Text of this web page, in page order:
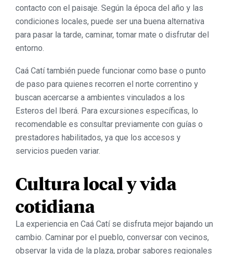
contacto con el paisaje. Según la época del año y las
condiciones locales, puede ser una buena alternativa
para pasar la tarde, caminar, tomar mate o disfrutar del
entorno.
Caá Catí también puede funcionar como base o punto
de paso para quienes recorren el norte correntino y
buscan acercarse a ambientes vinculados a los
Esteros del Iberá. Para excursiones específicas, lo
recomendable es consultar previamente con guías o
prestadores habilitados, ya que los accesos y
servicios pueden variar.
Cultura local y vida
cotidiana
La experiencia en Caá Catí se disfruta mejor bajando un
cambio. Caminar por el pueblo, conversar con vecinos,
observar la vida de la plaza, probar sabores regionales